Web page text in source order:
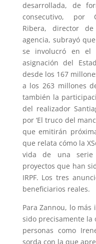
desarrollada, de
consecutivo, por
Ribera, director
agencia, subrayó
se involucró en el
asignación del
desde los 167
a los 263 millones
también la
del realizador
por ‘El truco del
que emitirán
que relata cómo la
vida de una
proyectos que han
IRPF. Los tres
beneficiarios reales.
Para Zannou, lo
sido precisamente
personas como
sorda con la que